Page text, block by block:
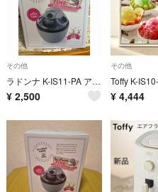
その他
ラドンナ K-IS11-PA アイスクリームメーカー Toffy ペールアクア
¥ 2,500
その他
¥ 4,444